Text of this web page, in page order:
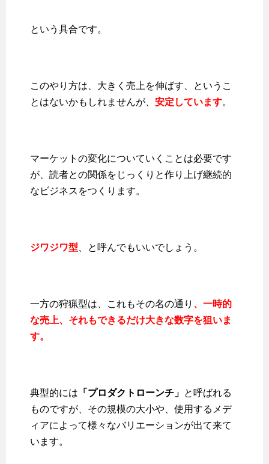
という具合です。
このやり方は、大きく売上を伸ばす、というこ
とはないかもしれませんが、 安定しています。
マーケットの変化についていくことは必要です
が、読者との関係をじっくりと作り上げ継続的
なビジネスをつくります。
ジワジワ型 、と呼んでもいいでしょう。
一方の狩猟型は、これもその名の通り 、一時的
な売上、それもできるだけ大きな数字を狙いま
す。
典型的には 「プロダクトローンチ」 と呼ばれる
ものですが、その規模の大小や、使用するメデ
ィアによって様々なバリエーションが出て来て
います。